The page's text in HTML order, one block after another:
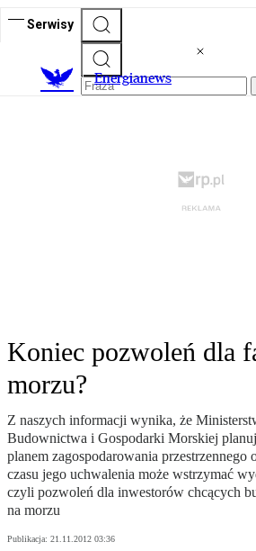
Serwisy
Energianews
Koniec pozwoleń dla
morzu?
Z naszych informacji wynika, że
Budownictwa i Gospodarki Morskiej
planem zagospodarowania przestrzennego
czasu jego uchwalenia może wstrzymać
czyli pozwoleń dla inwestorów chcących
na morzu
Publikacja: 21.11.2012 03:36